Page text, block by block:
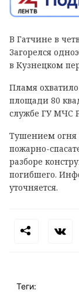
В Гатчине в
Загорелся
в Кузнецком
Пламя
площади 80
службе ГУ МЧС
Тушением огня
пожарно-
разборе
погибшего.
уточняется.
Теги: